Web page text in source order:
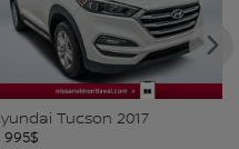
Tucson 2017
995$